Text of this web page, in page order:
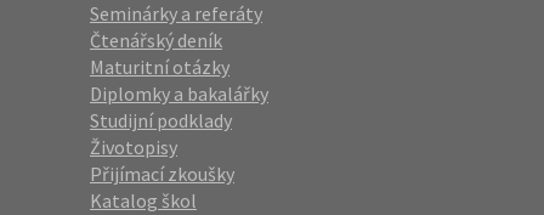
Seminárky a referáty
Čtenářský deník
Maturitní otázky
Diplomky a bakalářky
Studijní podklady
Životopisy
Přijímací zkoušky
Katalog škol